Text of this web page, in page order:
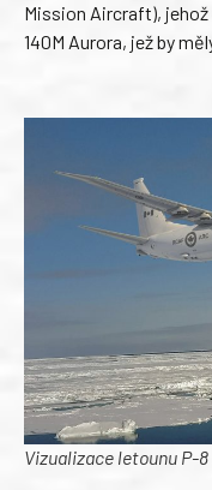
Mission Aircraft),
140M Aurora, jež by
Vizualizace letounu P-